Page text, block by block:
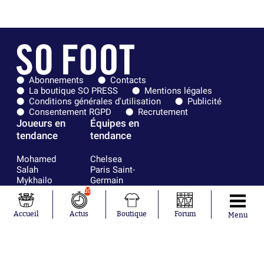
Abonnements
Contacts
La boutique SO PRESS
Mentions légales
Conditions générales d'utilisation
Publicité
Consentement RGPD
Recrutement
Joueurs en
tendance
Mohamed
Salah
Mykhailo
Mudryk
Neymar
Khalis Merah
Équipes en
tendance
Chelsea
Paris Saint-
Germain
Bordeaux
Olympique
lyonnais
Accueil
10
Actus Boutique Forum Menu